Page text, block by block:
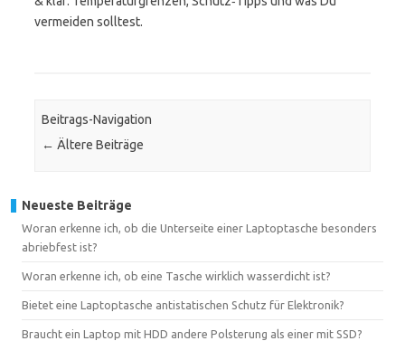
vermeiden solltest.
Beitrags-Navigation
← Ältere Beiträge
Neueste Beiträge
Woran erkenne ich, ob die Unterseite einer Laptoptasche besonders
abriebfest ist?
Woran erkenne ich, ob eine Tasche wirklich wasserdicht ist?
Bietet eine Laptoptasche antistatischen Schutz für Elektronik?
Braucht ein Laptop mit HDD andere Polsterung als einer mit SSD?